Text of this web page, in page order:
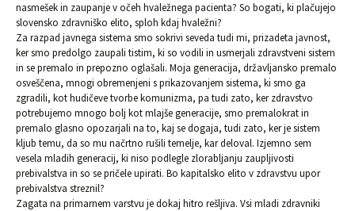
nasmešek in zaupanje v očeh hvaležnega pacienta? So bogati, ki plačujejo
slovensko zdravniško elito, sploh kdaj hvaležni?
Za razpad javnega sistema smo sokrivi seveda tudi mi, prizadeta javnost,
ker smo predolgo zaupali tistim, ki so vodili in usmerjali zdravstveni sistem
in se premalo in prepozno oglašali. Moja generacija, državljansko premalo
osveščena, mnogi obremenjeni s prikazovanjem sistema, ki smo ga
zgradili, kot hudičeve tvorbe komunizma, pa tudi zato, ker zdravstvo
potrebujemo mnogo bolj kot mlajše generacije, smo premalokrat in
premalo glasno opozarjali na to, kaj se dogaja, tudi zato, ker je sistem
kljub temu, da so mu načrtno rušili temelje, kar deloval. Izjemno sem
vesela mladih generacij, ki niso podlegle zlorabljanju zaupljivosti
prebivalstva in so se pričele upirati. Bo kapitalsko elito v zdravstvu upor
prebivalstva streznil?
Zagata na primarnem varstvu je dokaj hitro rešljiva. Vsi mladi zdravniki